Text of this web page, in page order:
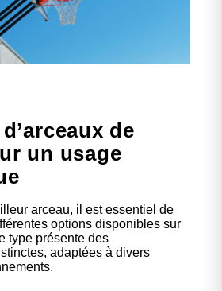
de
un usage
arceau, il est essentiel de
options disponibles sur
type présente des
adaptées à divers